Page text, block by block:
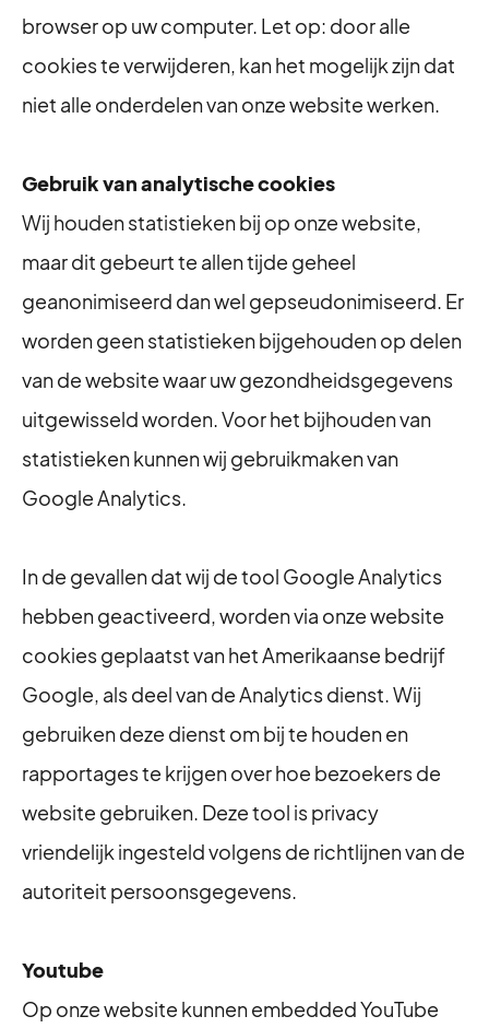
browser op uw computer. Let op: door alle
cookies te verwijderen, kan het mogelijk zijn dat
niet alle onderdelen van onze website werken.
Gebruik van analytische cookies
Wij houden statistieken bij op onze website,
maar dit gebeurt te allen tijde geheel
geanonimiseerd dan wel gepseudonimiseerd. Er
worden geen statistieken bijgehouden op delen
van de website waar uw gezondheidsgegevens
uitgewisseld worden. Voor het bijhouden van
statistieken kunnen wij gebruikmaken van
Google Analytics.
In de gevallen dat wij de tool Google Analytics
hebben geactiveerd, worden via onze website
cookies geplaatst van het Amerikaanse bedrijf
Google, als deel van de Analytics dienst. Wij
gebruiken deze dienst om bij te houden en
rapportages te krijgen over hoe bezoekers de
website gebruiken. Deze tool is privacy
vriendelijk ingesteld volgens de richtlijnen van de
autoriteit persoonsgegevens.
Youtube
Op onze website kunnen embedded YouTube